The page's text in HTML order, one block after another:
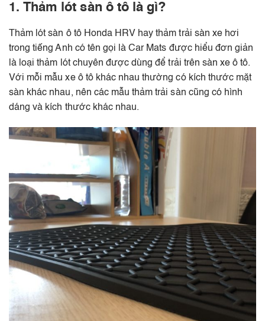
1. Thảm lót sàn ô tô là gì?
Thảm lót sàn ô tô Honda HRV hay thảm trải sàn xe hơi
trong tiếng Anh có tên gọi là Car Mats được hiểu đơn giản
là loại thảm lót chuyên được dùng để trải trên sàn xe ô tô.
Với mỗi mẫu xe ô tô khác nhau thường có kích thước mặt
sàn khác nhau, nên các mẫu thảm trải sàn cũng có hình
dáng và kích thước khác nhau.